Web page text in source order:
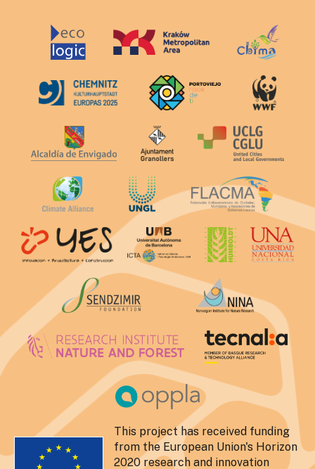
This project has received funding
from the European Union's Horizon
2020 research and innovation